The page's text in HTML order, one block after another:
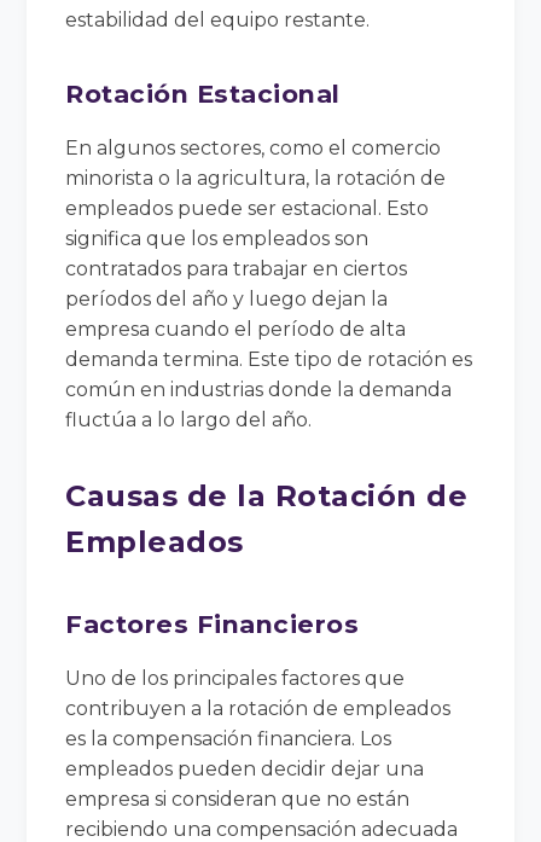
estabilidad del equipo restante.
Rotación Estacional
En algunos sectores, como el comercio
minorista o la agricultura, la rotación de
empleados puede ser estacional. Esto
significa que los empleados son
contratados para trabajar en ciertos
períodos del año y luego dejan la
empresa cuando el período de alta
demanda termina. Este tipo de rotación es
común en industrias donde la demanda
fluctúa a lo largo del año.
Causas de la Rotación de
Empleados
Factores Financieros
Uno de los principales factores que
contribuyen a la rotación de empleados
es la compensación financiera. Los
empleados pueden decidir dejar una
empresa si consideran que no están
recibiendo una compensación adecuada